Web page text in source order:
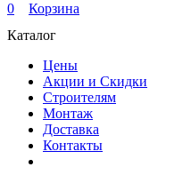
0
Корзина
Каталог
Цены
Акции и Скидки
Строителям
Монтаж
Доставка
Контакты